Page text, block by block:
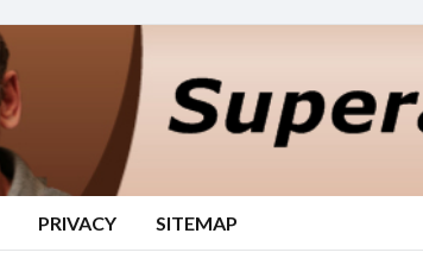
PRIVACY SITEMAP